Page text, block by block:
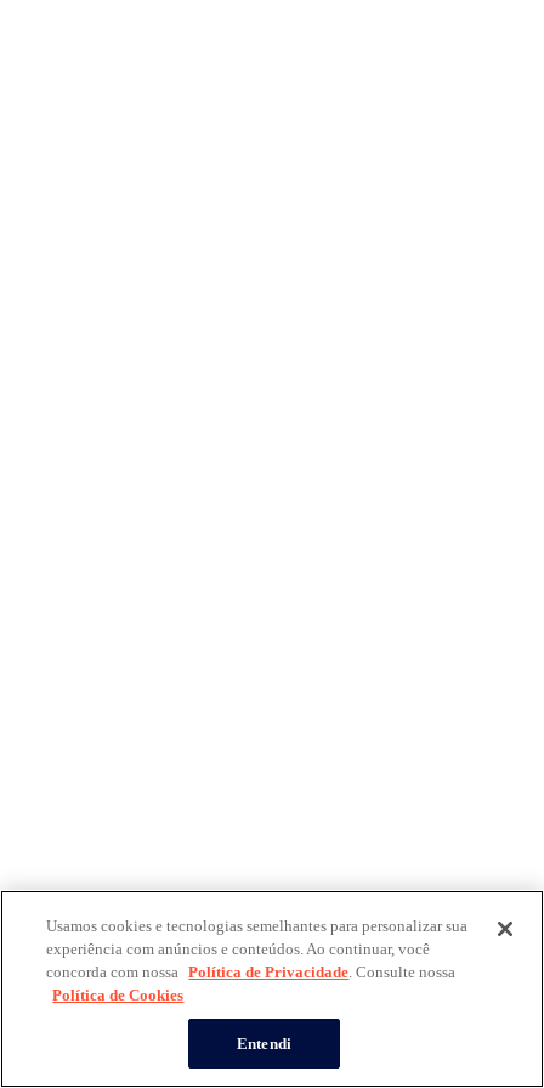
Usamos cookies e tecnologias semelhantes para personalizar sua
experiência com anúncios e conteúdos. Ao continuar, você
concorda com nossa Política de Privacidade. Consulte nossa
Política de Cookies
Entendi